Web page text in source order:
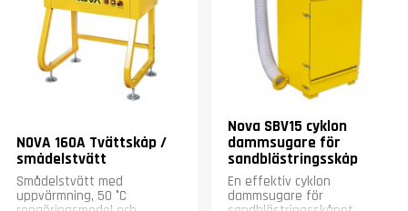
Garanti
NOVA 160A Tvättskåp /
smådelstvätt
Smådelstvätt med
uppvärmning, 50 °C
Nova SBV15 cyklon
dammsugare för
sandblästringsskåp
En effektiv cyklon
dammsugare för